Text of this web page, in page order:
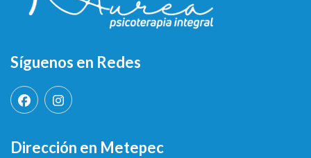
Síguenos en Redes
Dirección en Metepec